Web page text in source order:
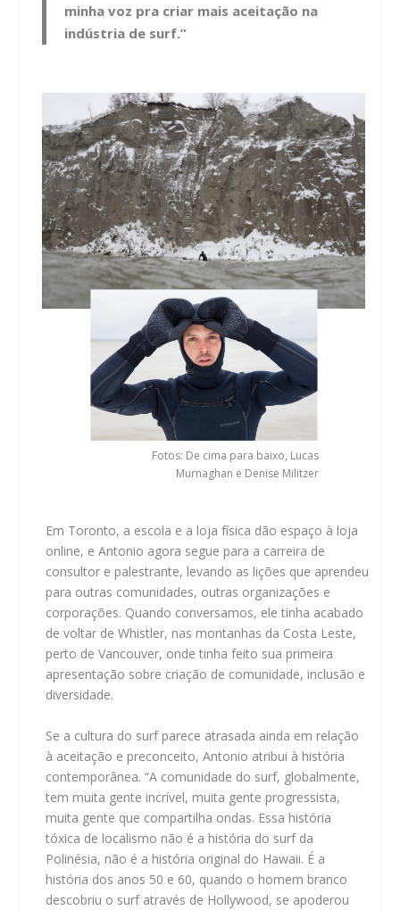
minha voz pra criar mais aceitação na
indústria de surf.”
Fotos: De cima para baixo, Lucas
Murnaghan e Denise Militzer
Em Toronto, a escola e a loja física dão espaço à loja
online, e Antonio agora segue para a carreira de
consultor e palestrante, levando as lições que aprendeu
para outras comunidades, outras organizações e
corporações. Quando conversamos, ele tinha acabado
de voltar de Whistler, nas montanhas da Costa Leste,
perto de Vancouver, onde tinha feito sua primeira
apresentação sobre criação de comunidade, inclusão e
diversidade.
Se a cultura do surf parece atrasada ainda em relação
à aceitação e preconceito, Antonio atribui à história
contemporânea. “A comunidade do surf, globalmente,
tem muita gente incrível, muita gente progressista,
muita gente que compartilha ondas. Essa história
tóxica de localismo não é a história do surf da
Polinésia, não é a história original do Hawaii. É a
história dos anos 50 e 60, quando o homem branco
descobriu o surf através de Hollywood, se apoderou